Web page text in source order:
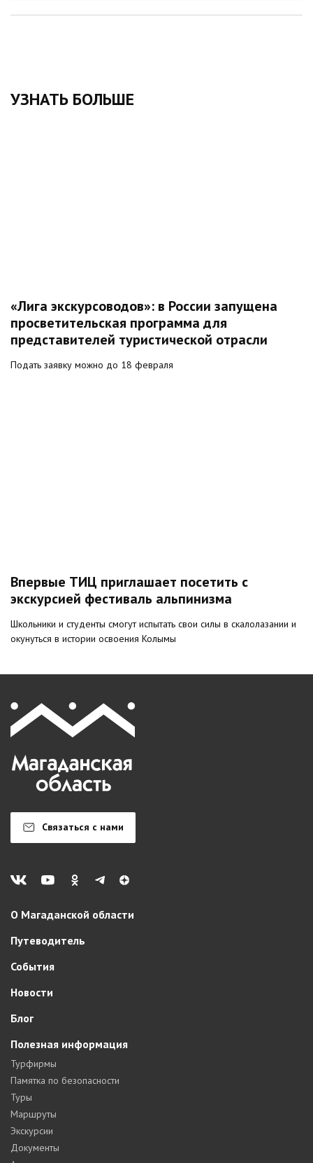
УЗНАТЬ БОЛЬШЕ
«Лига экскурсоводов»: в России запущена
просветительская программа для
представителей туристической отрасли
Подать заявку можно до 18 февраля
Впервые ТИЦ приглашает посетить с
экскурсией фестиваль альпинизма
Школьники и студенты смогут испытать свои силы в скалолазании и
окунуться в истории освоения Колымы
Связаться с нами
О Магаданской области
Путеводитель
События
Новости
Блог
Полезная информация
Турфирмы
Памятка по безопасности
Туры
Маршруты
Экскурсии
Документы